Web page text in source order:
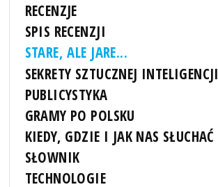
RECENZJE
SPIS RECENZJI
STARE, ALE JARE...
SEKRETY SZTUCZNEJ INTELIGENCJI
PUBLICYSTYKA
GRAMY PO POLSKU
KIEDY, GDZIE I JAK NAS SŁUCHAĆ
SŁOWNIK
TECHNOLOGIE